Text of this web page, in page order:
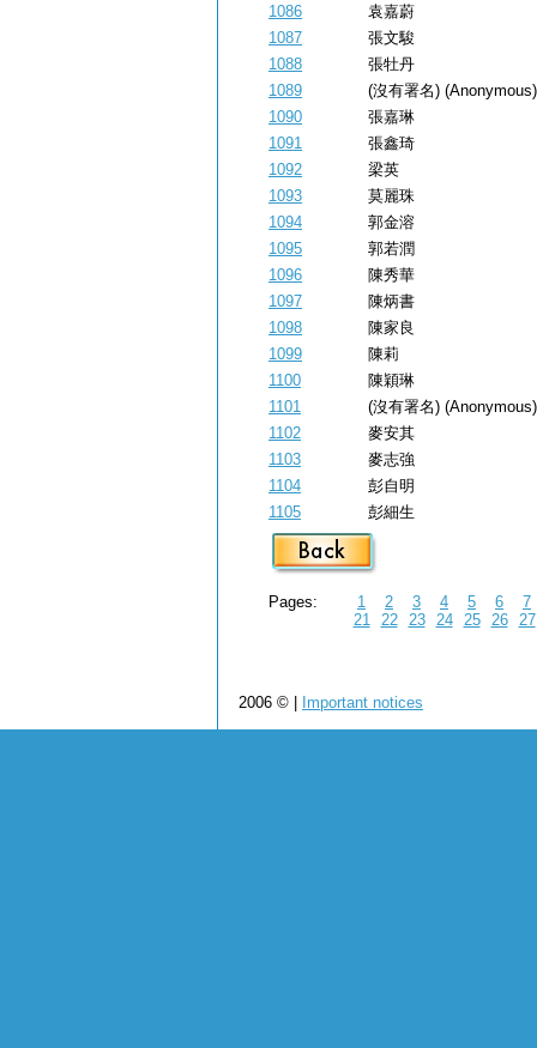
1086
袁嘉蔚
1087
張文駿
1088
張牡丹
1089
(沒有署名) (Anonymous)
1090
張嘉琳
1091
張鑫琦
1092
梁英
1093
莫麗珠
1094
郭金溶
1095
郭若潤
1096
陳秀華
1097
陳炳書
1098
陳家良
1099
陳莉
1100
陳穎琳
1101
(沒有署名) (Anonymous)
1102
麥安其
1103
麥志強
1104
彭自明
1105
彭細生
Pages: 1 2 3 4 5 6
7
21
22 23 24 25 26 27
2006 © | Important notices